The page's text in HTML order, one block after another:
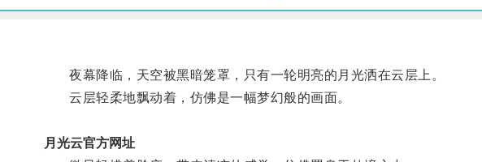
夜幕降临，天空被黑暗笼罩，只有一轮明亮的月光洒在云层上。
云层轻柔地飘动着，仿佛是一幅梦幻般的画面。
月光云官方网址